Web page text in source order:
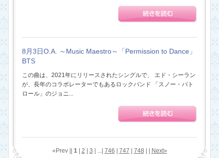
8月3日O.A. ～Music Maestro～「Permission to Dance」
BTS
この曲は、2021年にリリースされたシングルで、 エド・シーラン
が、長年のコラボレーターでもあるロックバンド 「スノー・パト
ロール」のジョニ...
«Prev || 1| 2 3 | ...| 746 747 748 Next»